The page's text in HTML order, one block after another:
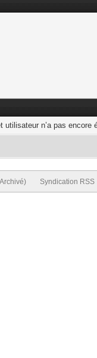
utilisateur n’a pas
Syndication RSS